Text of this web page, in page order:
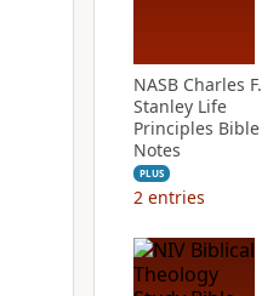
NASB Charles F.
Stanley Life
Principles Bible
Notes
PLUS
2 entries